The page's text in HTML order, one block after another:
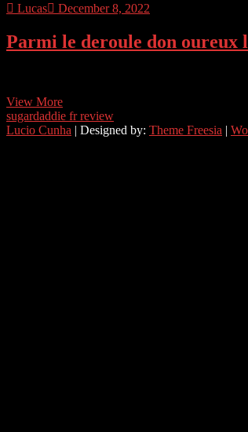
Lucas December 8, 2022
Parmi le deroule don oureux
View MoreParmi
le
deroule
sugardaddie fr review
Lucio Cunha | Designed by: Theme Freesia |